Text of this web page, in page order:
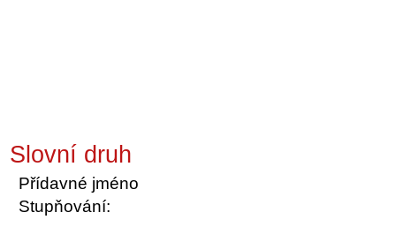
Slovní druh
Přídavné jméno
Stupňování: